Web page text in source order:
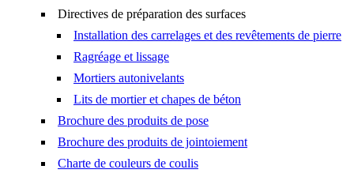
Directives de préparation des surfaces
Installation des carrelages et des revêtements de pierre
Ragréage et lissage
Mortiers autonivelants
Lits de mortier et chapes de béton
Brochure des produits de pose
Brochure des produits de jointoiement
Charte de couleurs de coulis